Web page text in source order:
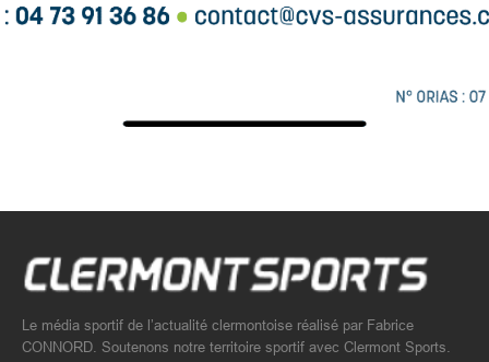
Le média sportif de l’actualité clermontoise réalisé par Fabrice
CONNORD. Soutenons notre territoire sportif avec Clermont Sports.